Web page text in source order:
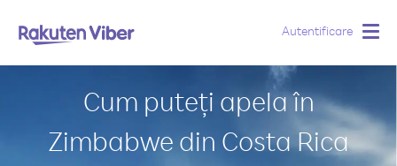
Autentificare
Cum puteți apela în
Zimbabwe din Costa Rica